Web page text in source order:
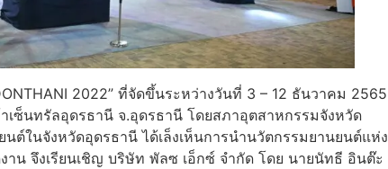
2022” ที่จัดขึ้นระหว่างวันที่ 3 – 12 ธันวาคม 2565
เซ็นทรัลอุดรธานี จ.อุดรธานี โดยสภาอุตสาหกรรมจังหวัด
ต์ในจังหวัดอุดรธานี ได้เล็งเห็นการนำนวัตกรรมยานยนต์แห่ง
าน จึงเรียนเชิญ บริษัท พัลซ เอ็กซ์ จำกัด โดย นายนัทธี อินต๊ะ